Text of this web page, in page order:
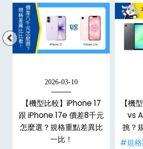
2026-03-10
【機型比較】iPhone 17
跟 iPhone 17e 價差8千元
怎麼選？規格重點差異比
一比！
【機
vs
挑？
#規格